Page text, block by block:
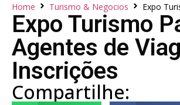
Home Turismo & Negocios Expo
Expo Turismo
Agentes de
Inscrições
Compartilhe: